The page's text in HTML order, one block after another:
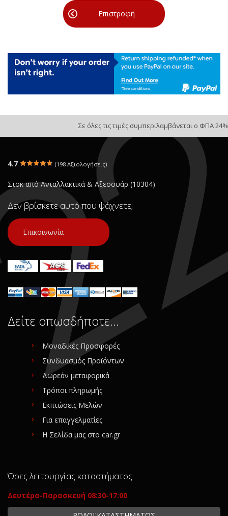
Επιστροφή
Σε όλες τις τιμές συμπεριλαμβάνεται ο ΦΠΑ 24%
4.7 (198 Αξιολογήσεις)
Στοκ από Ανταλλακτικά & Αξεσουάρ (10304)
Δεν βρίσκετε αυτό που ψάχνετε;
Επικοινωνία
Δείτε οπωσδήποτε…
Μοναδικές Προσφορές
Συνδυασμός Προϊόντων
Δωρεάν μεταφορικά
Τρόποι πληρωμής
Εκπτώσεις Μελών
Για επαγγελματίες
Η Σελίδα μας στο car.gr
Ώρες λειτουργίας καταστήματος
Δευτέρα-Παρασκευή 08:30-17:00